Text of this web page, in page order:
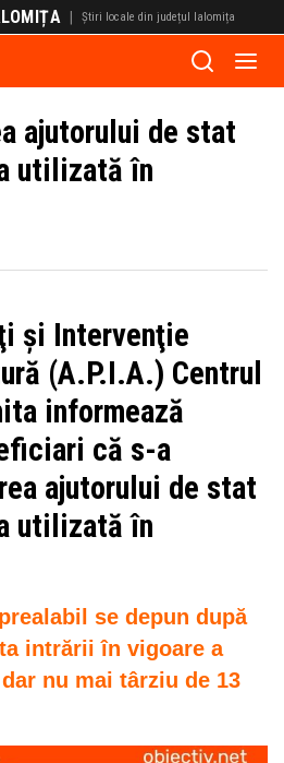
| Știri locale din județul Ialomița
ajutorului de stat
utilizată în
şi Intervenţie
(A.P.I.A.) Centrul
informează
că s-a
ajutorului de stat
utilizată în
se depun după
intrării în vigoare a
nu mai târziu de 13